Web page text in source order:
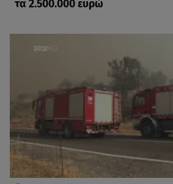
τα 2.500.000 ευρώ